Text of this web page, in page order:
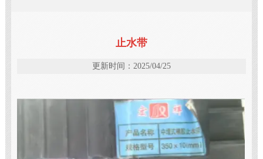
止水带
更新时间：2025/04/25